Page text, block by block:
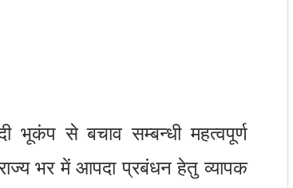
भूकंप से बचाव सम्बन्धी महत्वपूर्ण
भर में आपदा प्रबंधन हेतु व्यापक